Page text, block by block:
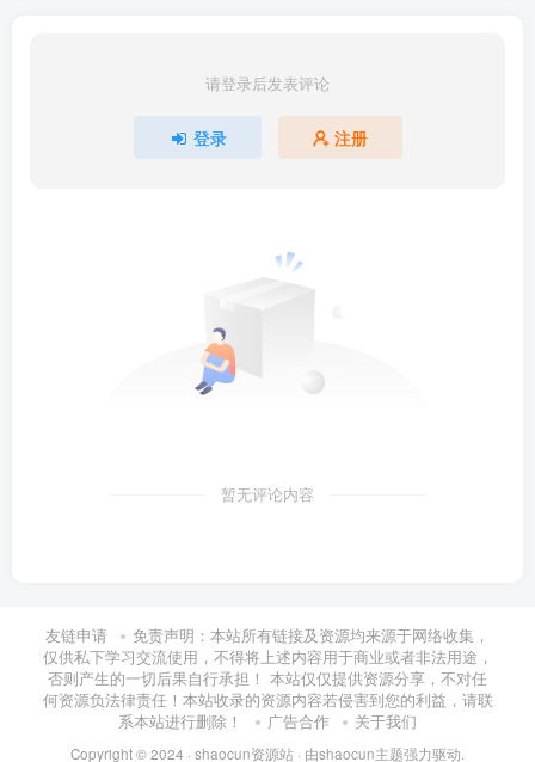
请登录后发表评论
登录 注册
暂无评论内容
友链申请
免责声明：本站所有链接及资源均来源于网络收集，
仅供私下学习交流使用，不得将上述内容用于商业或者非法用途，
否则产生的一切后果自行承担！ 本站仅仅提供资源分享，不对任
何资源负法律责任！本站收录的资源内容若侵害到您的利益，请联
系本站进行删除！
广告合作 关于我们
Copyright © 2024 · shaocun资源站 · 由shaocun主题强力驱动.